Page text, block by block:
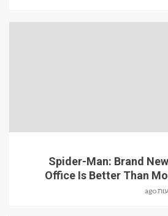
Spider-Man: Brand New
Office Is Better Than